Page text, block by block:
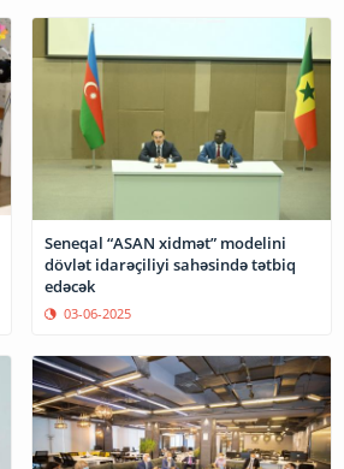
Seneqal “ASAN xidmət” modelini
dövlət idarəçiliyi sahəsində tətbiq
edəcək
03-06-2025